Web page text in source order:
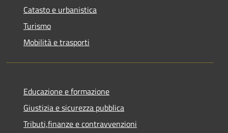
Catasto e urbanistica
Turismo
Mobilità e trasporti
Educazione e formazione
Giustizia e sicurezza pubblica
Tributi,finanze e contravvenzioni